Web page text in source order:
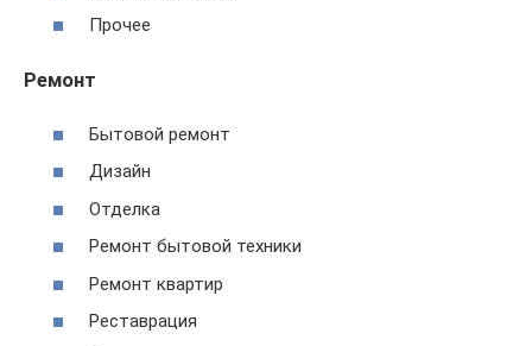
Прочее
Ремонт
Бытовой ремонт
Дизайн
Отделка
Ремонт бытовой техники
Ремонт квартир
Реставрация